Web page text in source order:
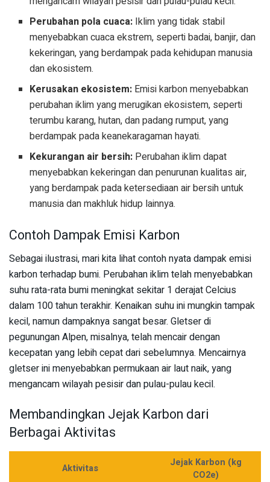
Perubahan pola cuaca: Iklim yang tidak stabil
menyebabkan cuaca ekstrem, seperti badai, banjir, dan
kekeringan, yang berdampak pada kehidupan manusia
dan ekosistem.
Kerusakan ekosistem: Emisi karbon menyebabkan
perubahan iklim yang merugikan ekosistem, seperti
terumbu karang, hutan, dan padang rumput, yang
berdampak pada keanekaragaman hayati.
Kekurangan air bersih: Perubahan iklim dapat
menyebabkan kekeringan dan penurunan kualitas air,
yang berdampak pada ketersediaan air bersih untuk
manusia dan makhluk hidup lainnya.
Contoh Dampak Emisi Karbon
Sebagai ilustrasi, mari kita lihat contoh nyata dampak emisi
karbon terhadap bumi. Perubahan iklim telah menyebabkan
suhu rata-rata bumi meningkat sekitar 1 derajat Celcius
dalam 100 tahun terakhir. Kenaikan suhu ini mungkin tampak
kecil, namun dampaknya sangat besar. Gletser di
pegunungan Alpen, misalnya, telah mencair dengan
kecepatan yang lebih cepat dari sebelumnya. Mencairnya
gletser ini menyebabkan permukaan air laut naik, yang
mengancam wilayah pesisir dan pulau-pulau kecil.
Membandingkan Jejak Karbon dari
Berbagai Aktivitas
Aktivitas
Jejak Karbon (kg
CO2e)